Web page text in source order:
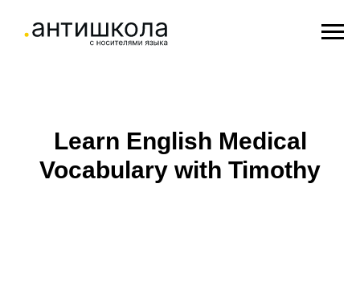
Learn English Medical
Vocabulary with Timothy